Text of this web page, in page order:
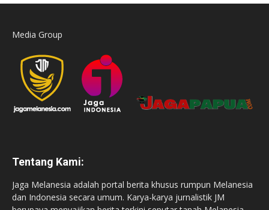
Media Group
Tentang Kami:
Jaga Melanesia adalah portal berita khusus rumpun Melanesia
dan Indonesia secara umum. Karya-karya jurnalistik JM